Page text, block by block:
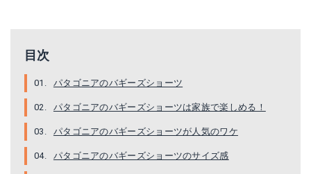
目次
パタゴニアのバギーズショーツ
パタゴニアのバギーズショーツは家族で楽しめる！
パタゴニアのバギーズショーツが人気のワケ
パタゴニアのバギーズショーツのサイズ感
Barely Baggies Shorts
Amazonで詳細を見る
楽天で詳細を見る